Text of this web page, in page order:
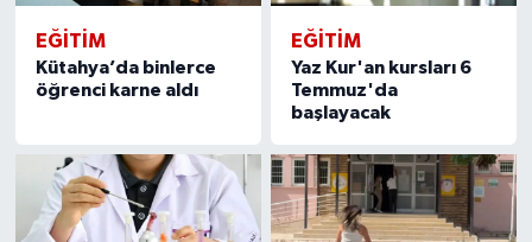
EĞITIM
Kütahya’da binlerce
öğrenci karne aldı
EĞITIM
Yaz Kur'an kursları 6
Temmuz'da
başlayacak